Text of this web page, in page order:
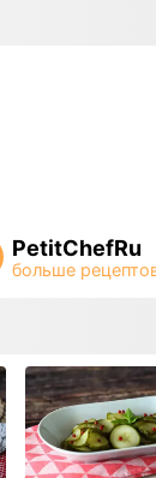
PetitChefRu